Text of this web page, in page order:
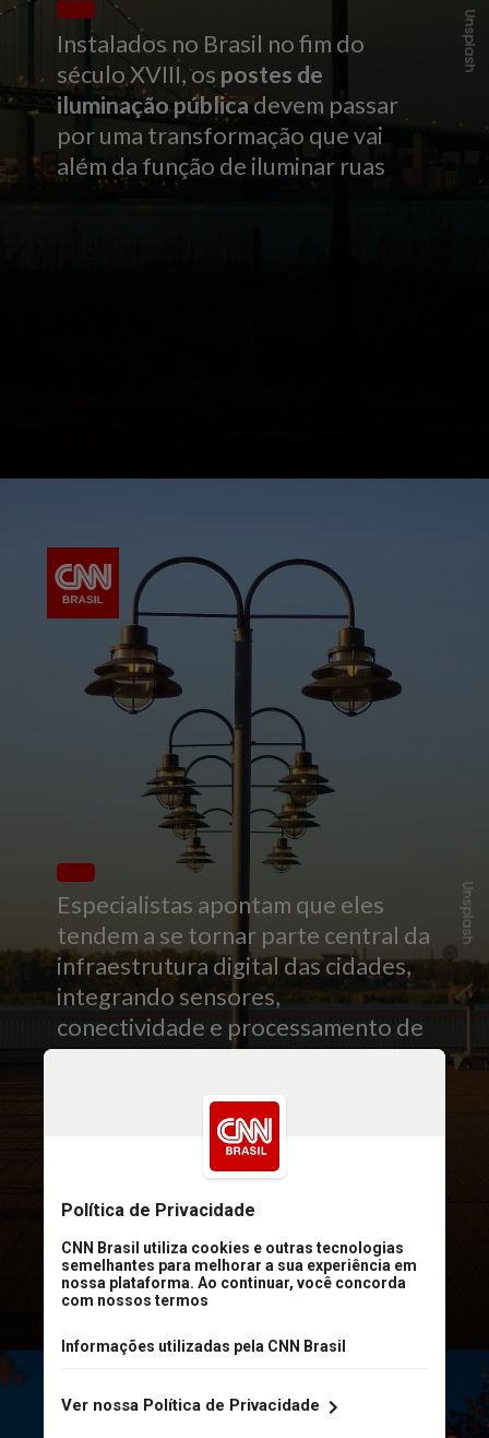
Instalados no Brasil no fim do
século XVIII, os postes de
iluminação públicadevem passar
por uma transformação que vai
além da função de iluminar ruas
Unsplash
Especialistas apontam que eles
tendem a se tornar parte central da
infraestrutura digital das cidades,
integrando sensores,
conectividade e processamento de
dados
Unsplash